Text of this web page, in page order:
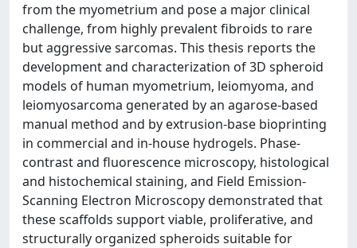
from the myometrium and pose a major clinical
challenge, from highly prevalent fibroids to rare
but aggressive sarcomas. This thesis reports the
development and characterization of 3D spheroid
models of human myometrium, leiomyoma, and
leiomyosarcoma generated by an agarose-based
manual method and by extrusion-base bioprinting
in commercial and in-house hydrogels. Phase-
contrast and fluorescence microscopy, histological
and histochemical staining, and Field Emission-
Scanning Electron Microscopy demonstrated that
these scaffolds support viable, proliferative, and
structurally organized spheroids suitable for